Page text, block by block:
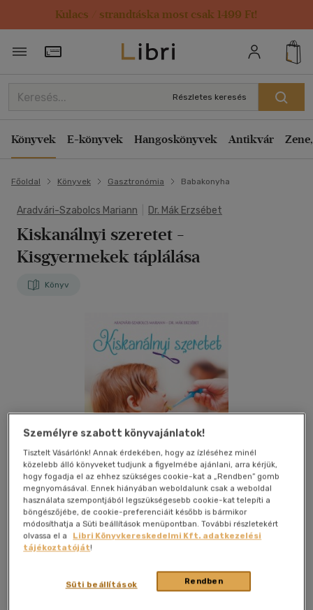
Kulacs / strandtáska most csak 1499 Ft!
Törzsvásárlói Kártya adatai
Részletes keresés
Könyvek E-könyvek Hangoskönyvek Antikvár
Főoldal Könyvek Gasztronómia Babakonyha
Aradvári-Szabolcs Mariann Dr. Mák Erzsébet
Kiskanálnyi szeretet -
Kisgyermekek táplálása
Könyv
Kívánságlistához adom
Személyre szabott könyvajánlatok!
Tisztelt Vásárlónk! Annak érdekében, hogy az ízléséhez minél
közelebb álló könyveket tudjunk a figyelmébe ajánlani, arra kérjük,
hogy fogadja el az ehhez szükséges cookie-kat a „Rendben” gomb
megnyomásával. Ennek hiányában weboldalunk csak a weboldal
használata szempontjából legszükségesebb cookie-kat telepíti a
böngészőjébe, de cookie-preferenciáit később is bármikor
módosíthatja a Süti beállítások menüpontban. További részletekért
olvassa el a
Libri Könyvkereskedelmi Kft. adatkezelési
tájékoztatóját!
Rendben
Süti beállítások